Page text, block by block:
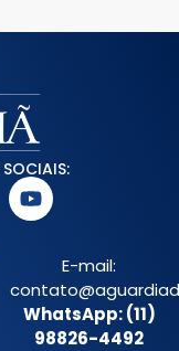
SOCIAIS:
E-mail:
WhatsApp: (11)
98826-4492